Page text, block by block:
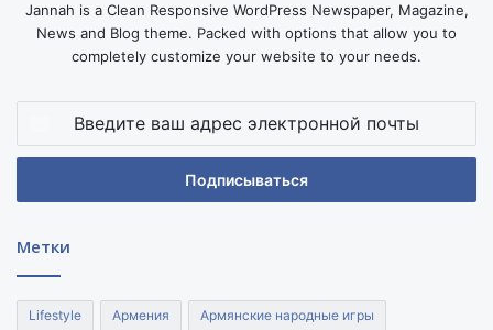
Jannah is a Clean Responsive WordPress Newspaper, Magazine,
News and Blog theme. Packed with options that allow you to
completely customize your website to your needs.
адрес
почты
Метки
Lifestyle Армения Армянские народные игры